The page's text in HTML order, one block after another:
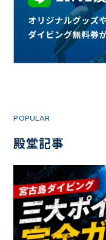
POPULAR
殿堂記事